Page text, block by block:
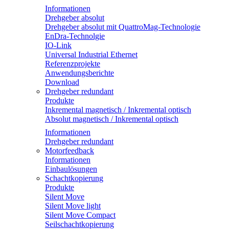
Informationen
Drehgeber absolut
Drehgeber absolut mit QuattroMag-Technologie
EnDra-Technolgie
IO-Link
Universal Industrial Ethernet
Referenzprojekte
Anwendungsberichte
Download
Drehgeber redundant
Produkte
Inkremental magnetisch / Inkremental optisch
Absolut magnetisch / Inkremental optisch
Informationen
Drehgeber redundant
Motorfeedback
Informationen
Einbaulösungen
Schachtkopierung
Produkte
Silent Move
Silent Move light
Silent Move Compact
Seilschachtkopierung